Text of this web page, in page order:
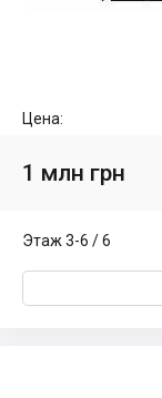
Цена:
1 млн грн
Этаж 3-6 / 6